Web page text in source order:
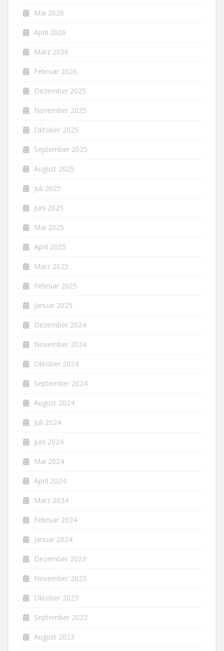
Mai 2026
April 2026
März 2026
Februar 2026
Dezember 2025
November 2025
Oktober 2025
September 2025
August 2025
Juli 2025
Juni 2025
Mai 2025
April 2025
März 2025
Februar 2025
Januar 2025
Dezember 2024
November 2024
Oktober 2024
September 2024
August 2024
Juli 2024
Juni 2024
Mai 2024
April 2024
März 2024
Februar 2024
Januar 2024
Dezember 2023
November 2023
Oktober 2023
September 2023
August 2023